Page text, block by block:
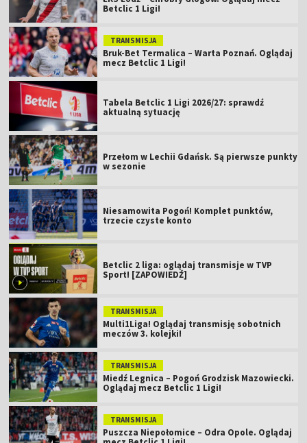
Betclic 1 Ligi!
TRANSMISJA
Bruk-Bet Termalica – Warta Poznań. Oglądaj
mecz Betclic 1 Ligi!
Tabela Betclic 1 Ligi 2026/27: sprawdź
aktualną sytuację
Przełom w Lechii Gdańsk. Są pierwsze punkty
w sezonie
Niesamowita Pogoń! Komplet punktów,
trzecie czyste konto
Betclic 2 liga: oglądaj transmisje w TVP
Sport! [ZAPOWIEDŹ]
TRANSMISJA
Multi1Liga! Oglądaj transmisję sobotnich
meczów 3. kolejki!
TRANSMISJA
Miedź Legnica – Pogoń Grodzisk Mazowiecki.
Oglądaj mecz Betclic 1 Ligi!
TRANSMISJA
Puszcza Niepołomice – Odra Opole. Oglądaj